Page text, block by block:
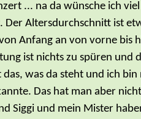
... na da wünsche ich
Der Altersdurchschnitt ist
Anfang an von vorne bis
ist nichts zu spüren und
was da steht und ich
Das hat man aber
Siggi und mein Mister